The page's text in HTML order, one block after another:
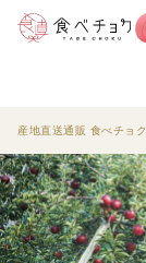
産地直送通販 食べチョク